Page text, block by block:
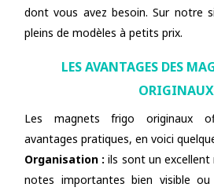
dont vous avez besoin. Sur notre
pleins de modèles à petits prix.
LES AVANTAGES DES
ORIGINAUX
Les magnets frigo originaux
avantages pratiques, en voici
Organisation : ils sont un
notes importantes bien visible